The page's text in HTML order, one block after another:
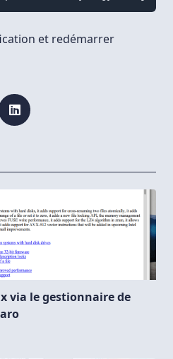
et redémarrer
via le gestionnaire de